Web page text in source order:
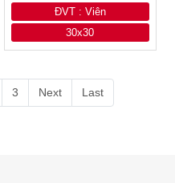
ĐVT : Viên
30x30
3 Next Last